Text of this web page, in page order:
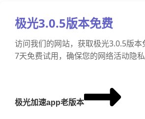
极光3.0.5版本免费
访问我们的网站，获取极光3.0.5版本
7天免费试用，确保您的网络活动隐私
极光加速app老版本